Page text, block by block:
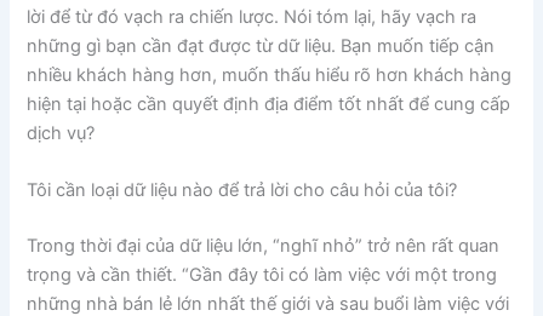
lời để từ đó vạch ra chiến lược. Nói tóm lại, hãy vạch ra
những gì bạn cần đạt được từ dữ liệu. Bạn muốn tiếp cận
nhiều khách hàng hơn, muốn thấu hiểu rõ hơn khách hàng
hiện tại hoặc cần quyết định địa điểm tốt nhất để cung cấp
dịch vụ?
Tôi cần loại dữ liệu nào để trả lời cho câu hỏi của tôi?
Trong thời đại của dữ liệu lớn, “nghĩ nhỏ” trở nên rất quan
trọng và cần thiết. “Gần đây tôi có làm việc với một trong
những nhà bán lẻ lớn nhất thế giới và sau buổi làm việc với